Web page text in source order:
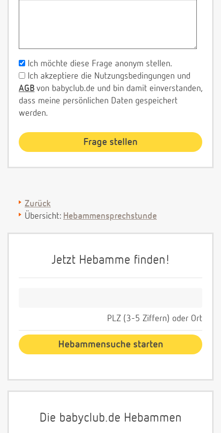
Ich möchte diese Frage anonym stellen.
Ich akzeptiere die Nutzungsbedingungen und
AGB von babyclub.de und bin damit einverstanden,
dass meine persönlichen Daten gespeichert
werden.
Zurück
Übersicht: Hebammensprechstunde
Jetzt Hebamme finden!
PLZ (3-5 Ziffern) oder Ort
Die babyclub.de Hebammen